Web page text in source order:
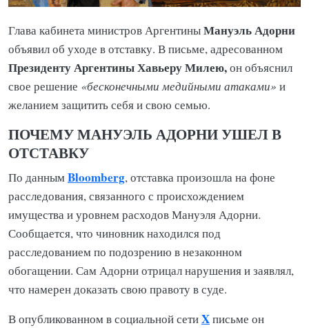
Глава кабинета министров АргентиныМануэль Адорни
объявил об уходе в отставку. В письме, адресованном
Президенту Аргентины Хавьеру Милею,он объяснил
свое решение «бесконечными медийными атаками» и
желанием защитить себя и свою семью.
ПОЧЕМУ МАНУЭЛЬ АДОРНИ УШЕЛ В
ОТСТАВКУ
По даннымBloomberg, отставка произошла на фоне
расследования, связанного с происхождением
имущества и уровнем расходов Мануэля Адорни.
Сообщается, что чиновник находился под
расследованием по подозрению в незаконном
обогащении. Сам Адорни отрицал нарушения и заявлял,
что намерен доказать свою правоту в суде.
В опубликованном в социальной сетиXписьме он